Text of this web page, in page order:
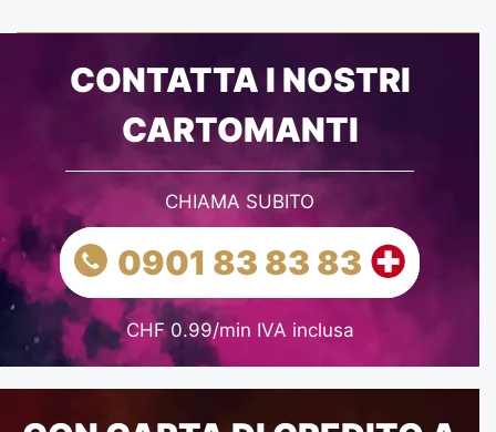
CONTATTA I NOSTRI
CARTOMANTI
CHIAMA SUBITO
0901 83 83 83
CHF 0.99/min IVA inclusa